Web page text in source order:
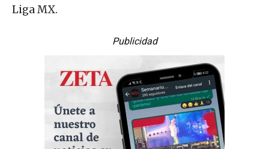
Liga MX.
Publicidad